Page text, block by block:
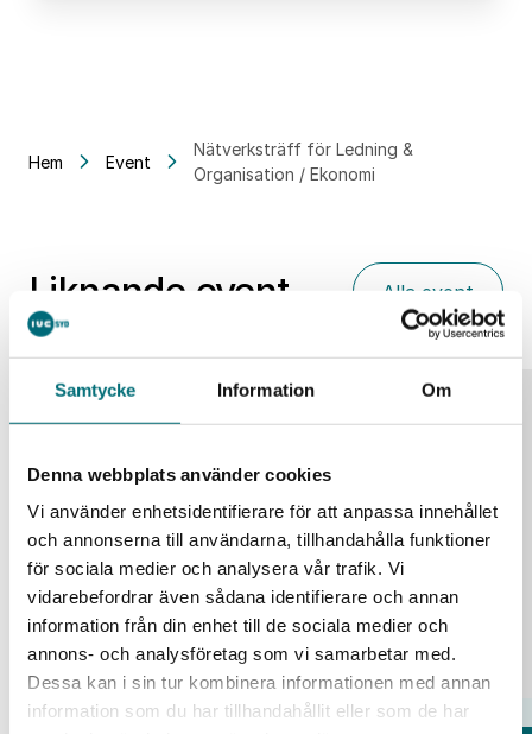
Samtycke Information Om
Denna webbplats använder cookies
Vi använder enhetsidentifierare för att anpassa innehållet
och annonserna till användarna, tillhandahålla funktioner
för sociala medier och analysera vår trafik. Vi
vidarebefordrar även sådana identifierare och annan
information från din enhet till de sociala medier och
annons- och analysföretag som vi samarbetar med.
Dessa kan i sin tur kombinera informationen med annan
information som du har tillhandahållit eller som de har
Hem Event
Nätverksträff för Ledning &
Organisation / Ekonomi
Liknande event Alla event
25